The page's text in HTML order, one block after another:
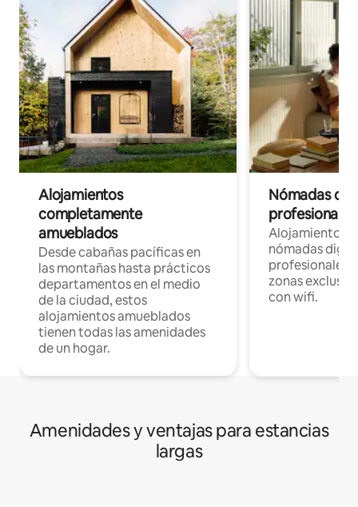
Alojamientos
completamente
amueblados
Desde cabañas pacíficas en
las montañas hasta prácticos
departamentos en el medio
de la ciudad, estos
alojamientos amueblados
tienen todas las amenidades
de un hogar.
Nómadas
Alojamientos
nómadas
profesionales
zonas
con wifi.
Amenidades y ventajas para estancias
largas